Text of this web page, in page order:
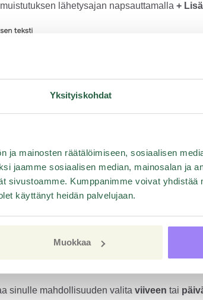
Yksityiskohdat
ja mainosten räätälöimiseen, sosiaalisen
jaamme sosiaalisen median, mainosalan ja
sivustoamme. Kumppanimme voivat yhdistää
käyttänyt heidän palvelujaan.
Muokkaa
lähetysajan napsauttamalla +
sinulle mahdollisuuden valita viiveen tai